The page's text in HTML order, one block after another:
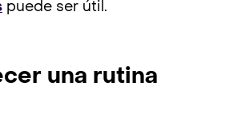
puede ser útil.
una rutina